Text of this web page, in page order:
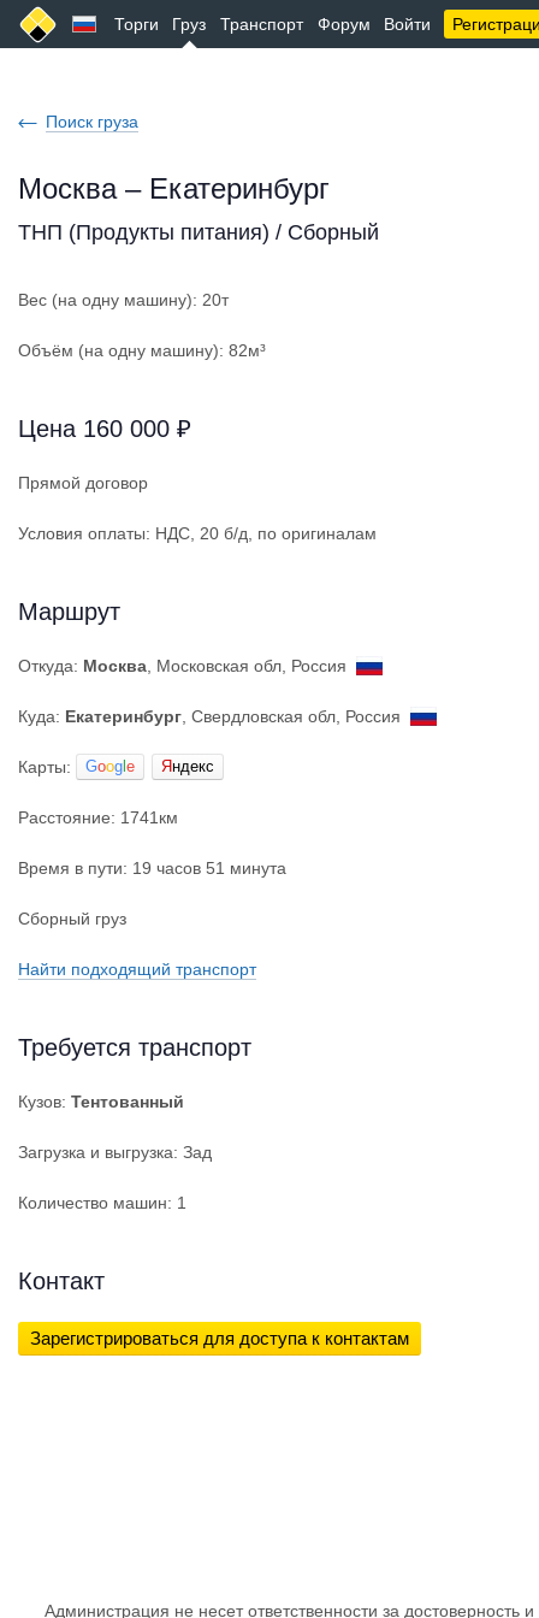
Торги Груз Транспорт Форум Войти
Поиск груза
Москва – Екатеринбург
ТНП (Продукты питания) / Сборный
Вес (на одну машину): 20т
Объём (на одну машину): 82м³
Цена 160 000 ₽
Прямой договор
Условия оплаты: НДС, 20 б/д, по оригиналам
Маршрут
Откуда: Москва , Московская обл, Россия
Куда: Екатеринбург , Свердловская обл, Россия
Карты: Goog e Яндекс
Расстояние: 1741км
Время в пути: 19 часов 51 минута
Сборный груз
Найти подходящий транспорт
Требуется транспорт
Кузов: Тентованный
Загрузка и выгрузка: Зад
Количество машин: 1
Контакт
Зарегистрироваться для доступа к контактам
Администрация не несет ответственности за достоверность и